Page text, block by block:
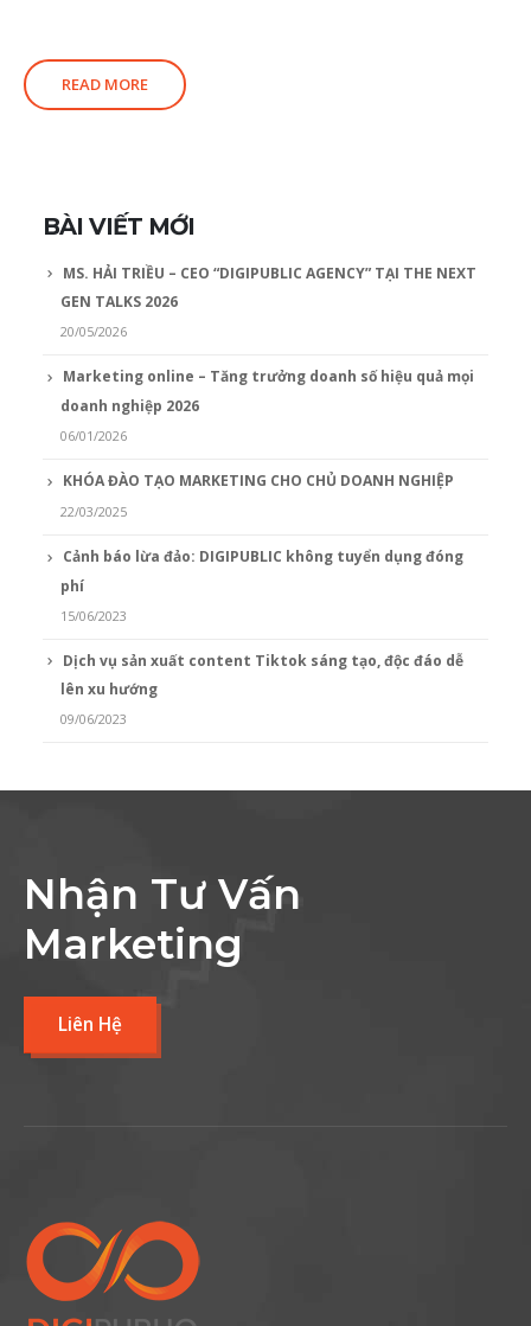
READ MORE
BÀI VIẾT MỚI
MS. HẢI TRIỀU – CEO “DIGIPUBLIC AGENCY” TẠI THE NEXT
GEN TALKS 2026
20/05/2026
Marketing online – Tăng trưởng doanh số hiệu quả mọi
doanh nghiệp 2026
06/01/2026
KHÓA ĐÀO TẠO MARKETING CHO CHỦ DOANH NGHIỆP
22/03/2025
Cảnh báo lừa đảo: DIGIPUBLIC không tuyển dụng đóng
phí
15/06/2023
Dịch vụ sản xuất content Tiktok sáng tạo, độc đáo dễ
lên xu hướng
09/06/2023
Nhận Tư Vấn
Marketing
Liên Hệ